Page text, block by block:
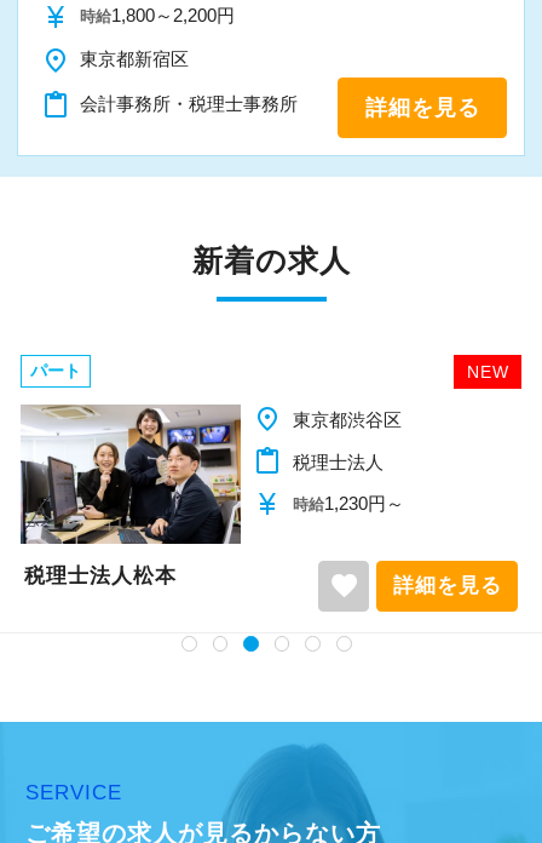
る人
・積極性と向上心を持ち合わせている人
・わからないことはわからないと素直に言える
IT化が非常に進んでいるのも当社の特徴。
モニターを全席設置。
入力もAI-OCRを使用して、業務効率化とペーパ
ーレス化を進めています。kintoneや
LINEWORKS、クラウドサインなどを活用して
いるので効率よくストレスフリーに業務をこな
ぜひ体験してください！
【明確なキャリアパスで成長をバックアップし
キャリアステップは等級制（1〜6等級）で、求
められる業務レベルや役割を明確にしていま
す。目標設定がしやすく、成長を実感しながら
ステップアップが可能です。
currency_yen 時給1,800～2,200円
place 東京都新宿区
content_paste 会計事務所・税理士事務所 詳細を見る
新着の求人
NEW
パート
place 千葉県柏市
content_paste 税理士法人
currency_yen 時給1,140円～
税理士法人松本 favorite 詳細を見る
SERVICE
ご希望の求人が見るからない方